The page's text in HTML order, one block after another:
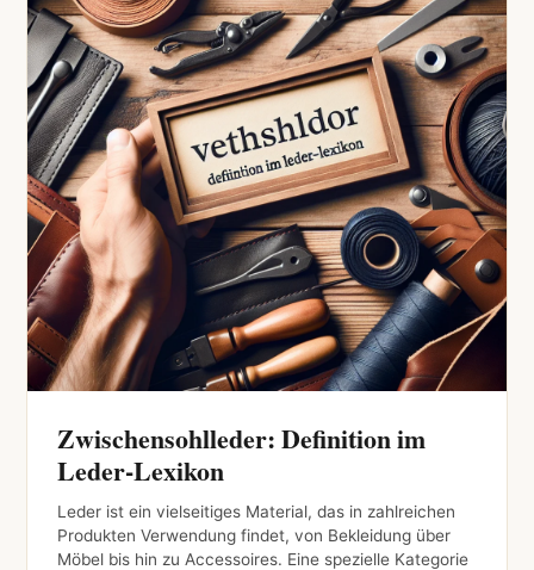
Zwischensohlleder: Definition im
Leder-Lexikon
Leder ist ein vielseitiges Material, das in zahlreichen
Produkten Verwendung findet, von Bekleidung über
Möbel bis hin zu Accessoires. Eine spezielle Kategorie